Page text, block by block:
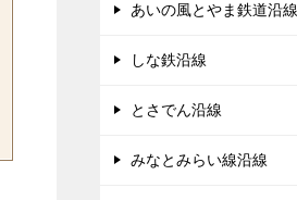
あいの風とやま鉄道沿線
しな鉄沿線
とさでん沿線
みなとみらい線沿線